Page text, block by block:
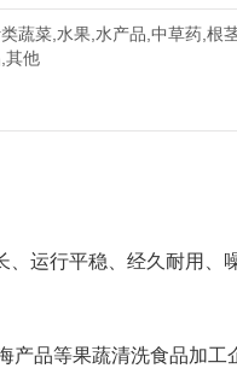
蔬菜,水果,水产品,中草药,根
其他
运行平稳、经久耐用、噪
产品等果蔬清洗食品加工